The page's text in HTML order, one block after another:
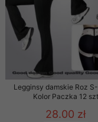
Legginsy damskie Roz
Kolor Paczka 12 szt
28.00 zł